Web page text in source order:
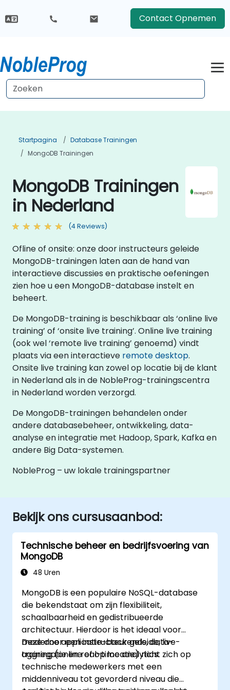
Contact Opnemen
Startpagina
Database Trainingen
MongoDB Trainingen
MongoDB Trainingen
in Nederland
(4 Reviews)
Ofline of onsite: onze door instructeurs geleide
MongoDB-trainingen laten aan de hand van
interactieve discussies en praktische oefeningen
zien hoe u een MongoDB-database instelt en
beheert.
De MongoDB-training is beschikbaar als ‘online live
training’ of ‘onsite live training’. Online live training
(ook wel ‘remote live training’ genoemd) vindt
plaats via een interactieve remote desktop.
Onsite live training kan zowel op locatie bij de klant
in Nederland als in de NobleProg-trainingscentra
in Nederland worden verzorgd.
De MongoDB-trainingen behandelen onder
andere databasebeheer, ontwikkeling, data-
analyse en integratie met Hadoop, Spark, Kafka en
andere Big Data-systemen.
NobleProg – uw lokale trainingspartner
Bekijk ons cursusaanbod:
Technische beheer en bedrijfsvoering van
MongoDB
48 Uren
MongoDB is een populaire NoSQL-database
die bekendstaat om zijn flexibiliteit,
schaalbaarheid en gedistribueerde
architectuur. Hierdoor is het ideaal voor
moderne applicatie-backends, data-
aggregatie en real-time analytics.
Deze door een instructeur geleide, live-
training (online of op locatie) richt zich op
technische medewerkers met een
middenniveau tot gevorderd niveau die